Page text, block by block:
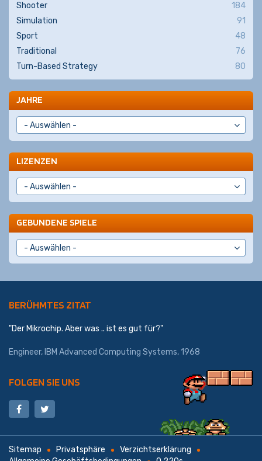
Shooter
184
Simulation
91
Sport
48
Traditional
76
Turn-Based Strategy
80
JAHRE
LIZENZEN
GEBUNDENE SPIELE
BERÜHMTES ZITAT
"Der Mikrochip. Aber was .. ist es gut für?"
Engineer, IBM Advanced Computing Systems, 1968
FOLGEN SIE UNS
Sitemap Privatsphäre
Verzichtserklärung